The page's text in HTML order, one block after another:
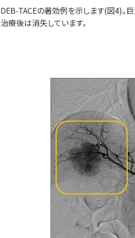
DEB-TACEの著効例を示します(図4)。
治療後は消失しています。